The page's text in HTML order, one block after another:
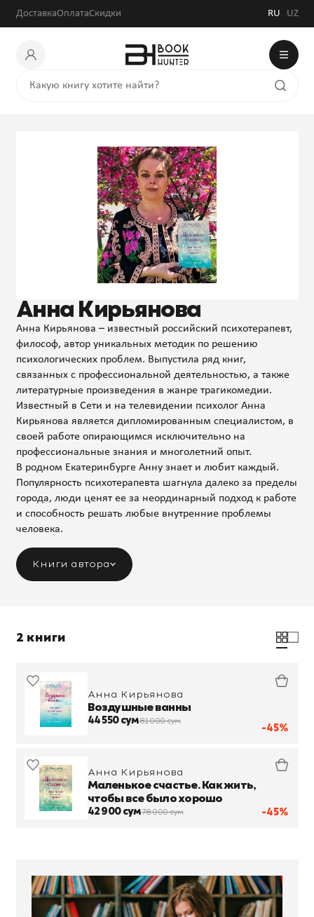
ДоставкаОплатаСкидки RU UZ
Анна Кирьянова
Анна Кирьянова – известный российский психотерапевт,
философ, автор уникальных методик по решению
психологических проблем. Выпустила ряд книг,
связанных с профессиональной деятельностью, а также
литературные произведения в жанре трагикомедии.
Известный в Сети и на телевидении психолог Анна
Кирьянова является дипломированным специалистом, в
своей работе опирающимся исключительно на
профессиональные знания и многолетний опыт.
В родном Екатеринбурге Анну знает и любит каждый.
Популярность психотерапевта шагнула далеко за пределы
города, люди ценят ее за неординарный подход к работе
и способность решать любые внутренние проблемы
человека.
Книги автора
2 книги
-45%
Анна Кирьянова
Воздушные ванны
44 550 сум81 000 сум
-45%
Анна Кирьянова
Маленькое счастье. Как жить,
чтобы все было хорошо
42 900 сум78 000 сум